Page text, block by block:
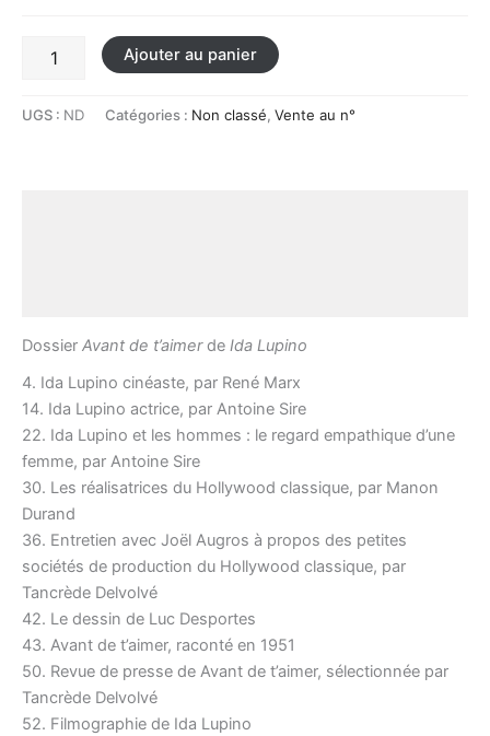
Ajouter au panier
UGS : ND Catégories : Non classé, Vente au n°
Dossier Avant de t’aimerde Ida Lupino
4. Ida Lupino cinéaste, par René Marx
14. Ida Lupino actrice, par Antoine Sire
22. Ida Lupino et les hommes : le regard empathique d’une
femme, par Antoine Sire
30. Les réalisatrices du Hollywood classique, par Manon
Durand
36. Entretien avec Joël Augros à propos des petites
sociétés de production du Hollywood classique, par
Tancrède Delvolvé
42. Le dessin de Luc Desportes
43. Avant de t’aimer, raconté en 1951
50. Revue de presse de Avant de t’aimer, sélectionnée par
Tancrède Delvolvé
52. Filmographie de Ida Lupino